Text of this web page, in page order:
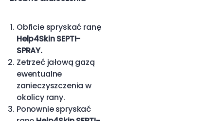
Obficie spryskać ranę
Help4Skin SEPTI-
SPRAY.
Zetrzeć jałową gazą
ewentualne
zanieczyszczenia w
okolicy rany.
Ponownie spryskać